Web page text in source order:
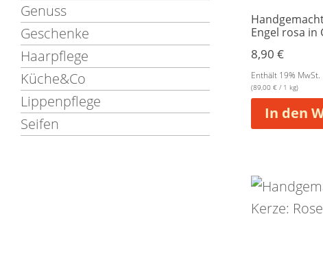
Genuss
Geschenke
Haarpflege
Küche&Co
Lippenpflege
Seifen
Engel rosa in
8,90 €
Enthält 19% MwSt.
(89,00 € / 1 kg)
In den